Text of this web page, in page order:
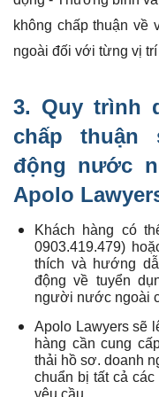
không chấp thuận
ngoài đối với từng vị
3. Quy trình
chấp thuận
động nước
Apolo
Khách hàng có
0903.419.479)
thích và hướng
động về tuyển
người nước ngoài
Apolo Lawyers sẽ
hàng cần cung
thải hồ sơ. doanh
chuẩn bị tất cả